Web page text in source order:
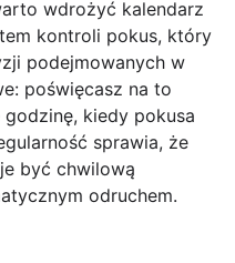
wdrożyć kalendarz
kontroli pokus, który
podejmowanych w
poświęcasz na to
godzinę, kiedy pokusa
sprawia, że
być chwilową
odruchem.